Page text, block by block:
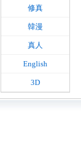
修真
韓漫
真人
English
3D